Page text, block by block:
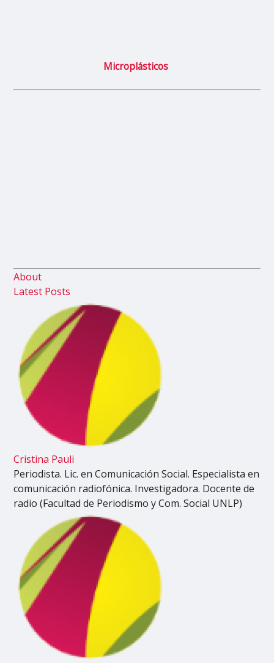
Microplásticos
About
Latest Posts
Cristina Pauli
Periodista. Lic. en Comunicación Social. Especialista en
comunicación radiofónica. Investigadora. Docente de
radio (Facultad de Periodismo y Com. Social UNLP)